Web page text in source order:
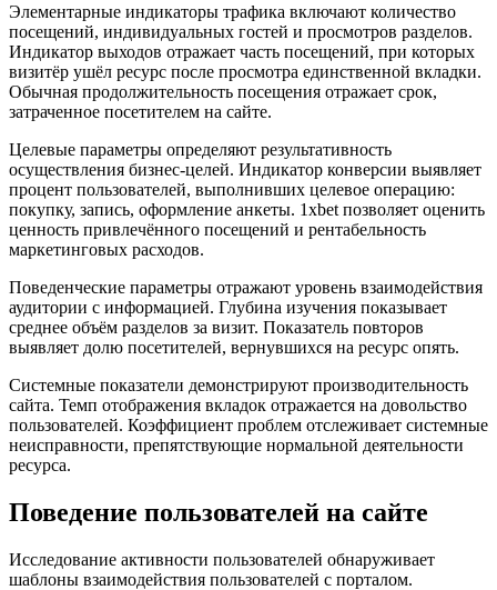
Элементарные индикаторы трафика включают количество
посещений, индивидуальных гостей и просмотров разделов.
Индикатор выходов отражает часть посещений, при которых
визитёр ушёл ресурс после просмотра единственной вкладки.
Обычная продолжительность посещения отражает срок,
затраченное посетителем на сайте.
Целевые параметры определяют результативность
осуществления бизнес-целей. Индикатор конверсии выявляет
процент пользователей, выполнивших целевое операцию:
покупку, запись, оформление анкеты. 1xbet позволяет оценить
ценность привлечённого посещений и рентабельность
маркетинговых расходов.
Поведенческие параметры отражают уровень взаимодействия
аудитории с информацией. Глубина изучения показывает
среднее объём разделов за визит. Показатель повторов
выявляет долю посетителей, вернувшихся на ресурс опять.
Системные показатели демонстрируют производительность
сайта. Темп отображения вкладок отражается на довольство
пользователей. Коэффициент проблем отслеживает системные
неисправности, препятствующие нормальной деятельности
ресурса.
Поведение пользователей на сайте
Исследование активности пользователей обнаруживает
шаблоны взаимодействия пользователей с порталом.